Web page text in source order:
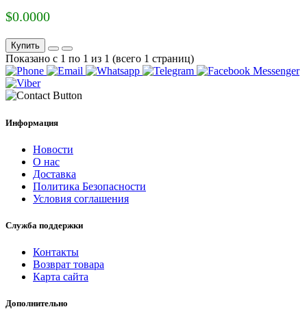
$0.0000
Купить
Показано с 1 по 1 из 1 (всего 1 страниц)
Информация
Новости
О нас
Доставка
Политика Безопасности
Условия соглашения
Служба поддержки
Контакты
Возврат товара
Карта сайта
Дополнительно